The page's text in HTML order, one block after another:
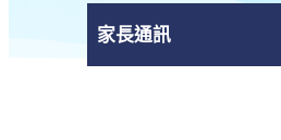
家長通訊